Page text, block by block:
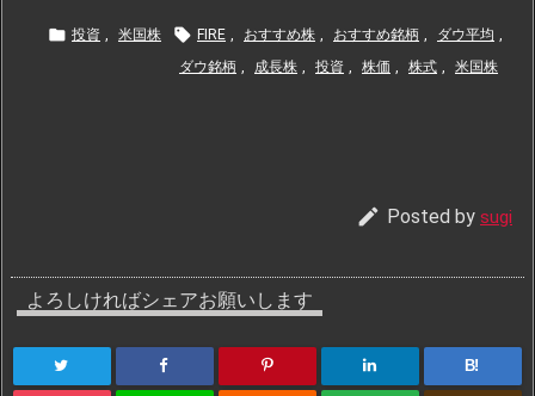
 投資 米国株  FIRE おすすめ株 おすすめ銘柄 ダウ平均
ダウ銘柄
成長株 投資 株価 株式 米国株
 Posted by sugi
よろしければシェアお願いします
B!